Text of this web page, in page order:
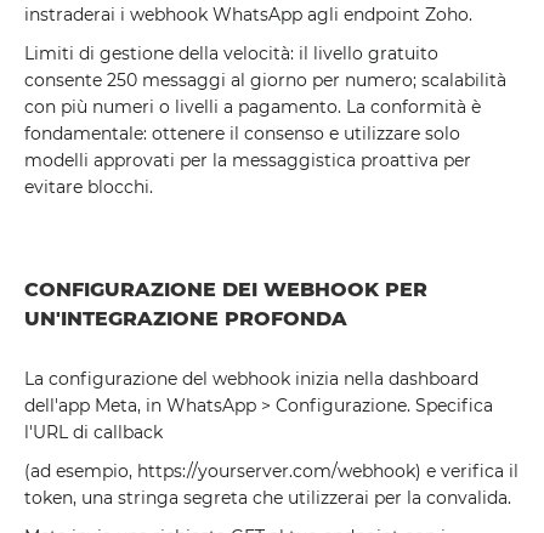
instraderai i webhook WhatsApp agli endpoint Zoho.
Limiti di gestione della velocità: il livello gratuito
consente 250 messaggi al giorno per numero; scalabilità
con più numeri o livelli a pagamento. La conformità è
fondamentale: ottenere il consenso e utilizzare solo
modelli approvati per la messaggistica proattiva per
evitare blocchi.
CONFIGURAZIONE DEI WEBHOOK PER
UN'INTEGRAZIONE PROFONDA
La configurazione del webhook inizia nella dashboard
dell'app Meta, in WhatsApp > Configurazione. Specifica
l'URL di callback
(ad esempio, https://yourserver.com/webhook) e verifica il
token, una stringa segreta che utilizzerai per la convalida.